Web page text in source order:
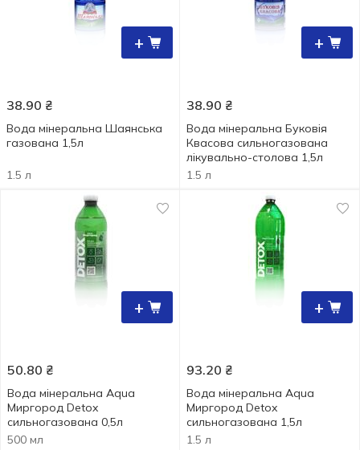
+
38.90 ₴
Вода мінеральна Шаянська
газована 1,5л
1.5 л
+
38.90 ₴
Вода мінеральна Буковія
Квасова сильногазована
лікувально-столова 1,5л
1.5 л
+
50.80 ₴
Вода мінеральна Aqua
Миргород Detox
сильногазована 0,5л
500 мл
+
93.20 ₴
Вода мінеральна Aqua
Миргород Detox
сильногазована 1,5л
1.5 л